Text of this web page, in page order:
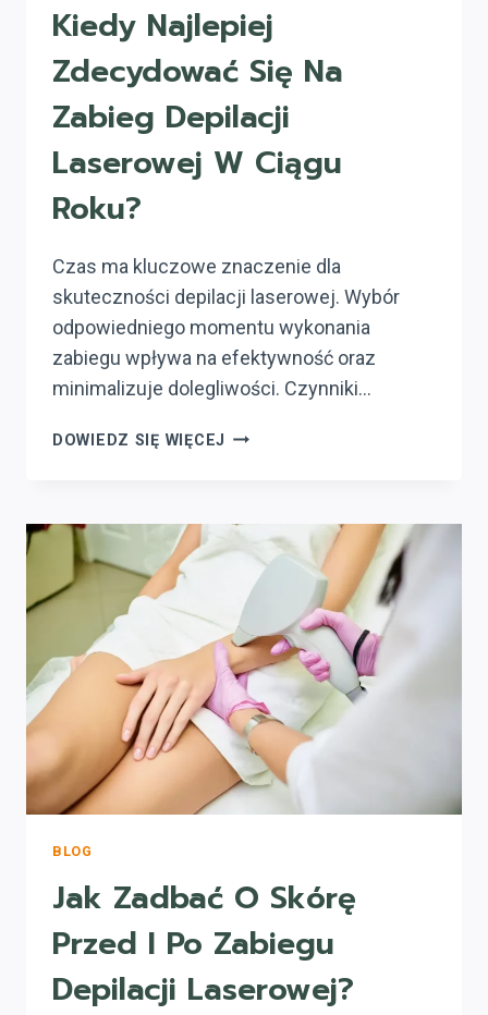
Kiedy Najlepiej
Zdecydować Się Na
Zabieg Depilacji
Laserowej W Ciągu
Roku?
Czas ma kluczowe znaczenie dla
skuteczności depilacji laserowej. Wybór
odpowiedniego momentu wykonania
zabiegu wpływa na efektywność oraz
minimalizuje dolegliwości. Czynniki…
DOWIEDZ SIĘ WIĘCEJ KIEDY
ZABIEG
DEPILACJI
LASEROWEJ
W
CIĄGU
ROKU?
BLOG
Jak Zadbać O Skórę
Przed I Po Zabiegu
Depilacji Laserowej?